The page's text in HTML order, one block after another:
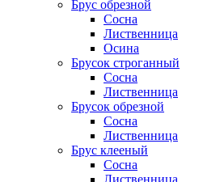
Брус обрезной
Сосна
Лиственница
Осина
Брусок строганный
Сосна
Лиственница
Брусок обрезной
Сосна
Лиственница
Брус клееный
Сосна
Лиственница